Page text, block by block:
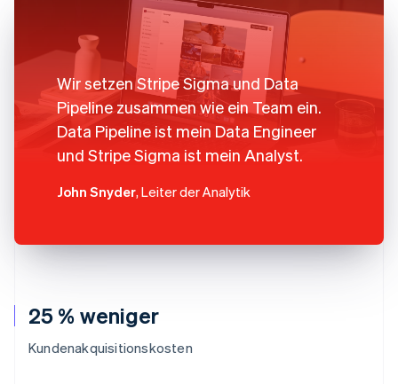
25 % weniger
Kundenakquisitionskosten
Wir setzen Stripe Sigma und Data
Pipeline zusammen wie ein Team ein.
Data Pipeline ist mein Data Engineer
und Stripe Sigma ist mein Analyst.
John Snyder, Leiter der Analytik